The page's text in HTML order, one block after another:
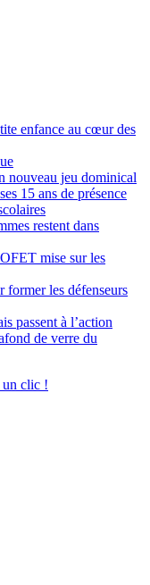
enfance au cœur des
nouveau jeu dominical
15 ans de présence
restent dans
mise sur les
former les défenseurs
passent à l’action
de verre du
clic !